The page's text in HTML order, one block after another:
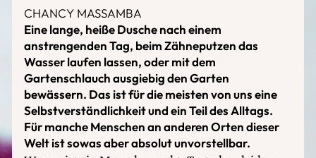
CHANCY MASSAMBA
Eine lange, heiße Dusche nach einem
anstrengenden Tag, beim Zähneputzen das
Wasser laufen lassen, oder mit dem
Gartenschlauch ausgiebig den Garten
bewässern. Das ist für die meisten von uns eine
Selbstverständlichkeit und ein Teil des Alltags.
Für manche Menschen an anderen Orten dieser
Welt ist sowas aber absolut unvorstellbar.